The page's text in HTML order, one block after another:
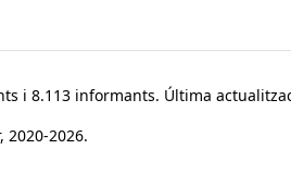
i 8.113 informants. Última
2020-2026.